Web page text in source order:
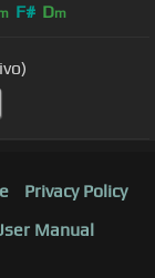
F# Dm
Privacy Policy
Manual